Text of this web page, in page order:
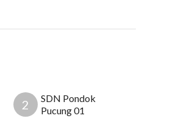
2
SDN Pondok
Pucung 01